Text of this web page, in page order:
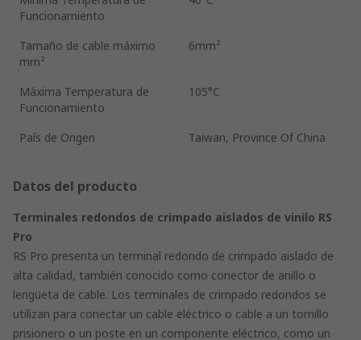
Funcionamiento
Tamaño de cable máximo
mm²
6mm²
Máxima Temperatura de
Funcionamiento
105°C
País de Origen Taiwan, Province Of China
Datos del producto
Terminales redondos de crimpado aislados de vinilo RS
Pro
RS Pro presenta un terminal redondo de crimpado aislado de
alta calidad, también conocido como conector de anillo o
lengüeta de cable. Los terminales de crimpado redondos se
utilizan para conectar un cable eléctrico o cable a un tornillo
prisionero o un poste en un componente eléctrico, como un